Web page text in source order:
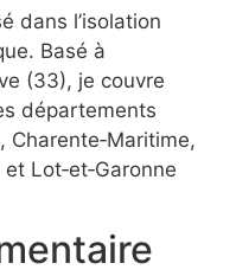
dans l’isolation
Basé à
(33), je couvre
départements
Charente‑Maritime,
Lot‑et‑Garonne